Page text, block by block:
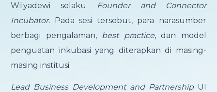
Wilyadewi selaku
Founder and Connector
Incubator. Pada sesi tersebut, para narasumber
berbagi pengalaman, best practice, dan model
penguatan inkubasi yang diterapkan di masing-
masing institusi.
Lead Business Development and PartnershipUI